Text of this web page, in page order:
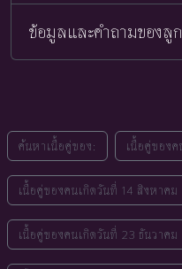
ข้อมูลและคำถามของลู
ค้นหาเนื้อคู่ของ: เนื้อคู่ของ
เนื้อคู่ของคนเกิดวันที่ 14 สิงหาคม
เนื้อคู่ของคนเกิดวันที่ 23 ธันวาค